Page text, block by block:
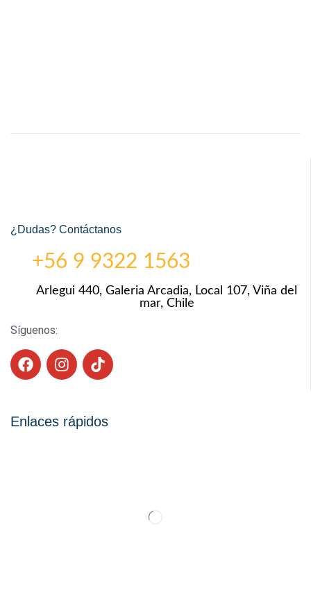
¿Dudas? Contáctanos
+56 9 9322 1563
Arlegui 440, Galeria Arcadia, Local 107, Viña del
mar, Chile
Síguenos:
Enlaces rápidos